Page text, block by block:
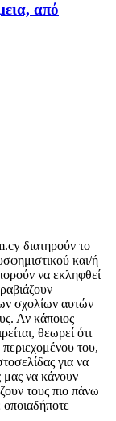
από
διατηρούν το
και/ή
να εκληφθεί
σχολίων αυτών
Αν κάποιος
θεωρεί ότι
του,
για να
μας να κάνουν
τους πιο πάνω